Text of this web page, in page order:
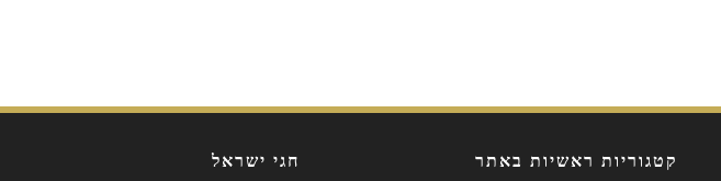
קטגוריות ראשיות באתר חגי ישראל